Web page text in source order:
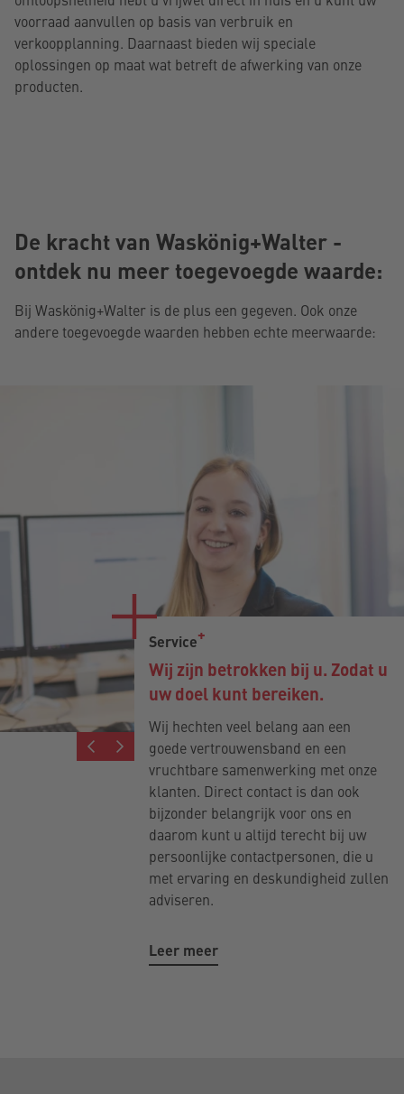
voorraad aanvullen op basis van verbruik en
verkoopplanning. Daarnaast bieden wij speciale
oplossingen op maat wat betreft de afwerking van onze
producten.
De kracht van Waskönig+Walter -
ontdek nu meer toegevoegde waarde:
Bij Waskönig+Walter is de plus een gegeven. Ook onze
andere toegevoegde waarden hebben echte meerwaarde:
Service
Wij zijn betrokken bij u. Zodat u
uw doel kunt bereiken.
Wij hechten veel belang aan een
goede vertrouwensband en een
vruchtbare samenwerking met onze
klanten. Direct contact is dan ook
bijzonder belangrijk voor ons en
daarom kunt u altijd terecht bij uw
persoonlijke contactpersonen, die u
met ervaring en deskundigheid zullen
adviseren.
Leer meer